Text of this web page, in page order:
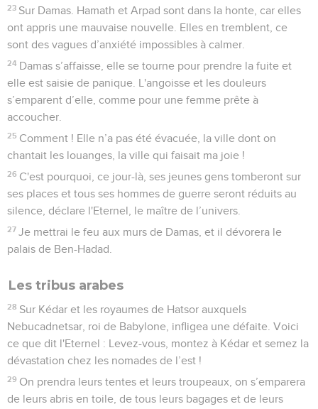
23 Sur Damas. Hamath et Arpad sont dans la honte, car elles
ont appris une mauvaise nouvelle. Elles en tremblent, ce
sont des vagues d’anxiété impossibles à calmer.
24 Damas s’affaisse, elle se tourne pour prendre la fuite et
elle est saisie de panique. L'angoisse et les douleurs
s’emparent d’elle, comme pour une femme prête à
accoucher.
25 Comment ! Elle n’a pas été évacuée, la ville dont on
chantait les louanges, la ville qui faisait ma joie !
26 C'est pourquoi, ce jour-là, ses jeunes gens tomberont sur
ses places et tous ses hommes de guerre seront réduits au
silence, déclare l'Eternel, le maître de l’univers.
27 Je mettrai le feu aux murs de Damas, et il dévorera le
palais de Ben-Hadad.
Les tribus arabes
28 Sur Kédar et les royaumes de Hatsor auxquels
Nebucadnetsar, roi de Babylone, infligea une défaite. Voici
ce que dit l'Eternel : Levez-vous, montez à Kédar et semez la
dévastation chez les nomades de l’est !
29 On prendra leurs tentes et leurs troupeaux, on s’emparera
de leurs abris en toile, de tous leurs bagages et de leurs